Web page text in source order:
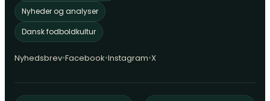
Nyheder og analyser
Dansk fodboldkultur
Nyhedsbrev•Facebook•Instagram•X